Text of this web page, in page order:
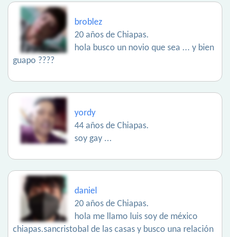
broblez
20 años de Chiapas.
hola busco un novio que sea ... y bien
guapo ????
yordy
44 años de Chiapas.
soy gay ...
daniel
20 años de Chiapas.
hola me llamo luis soy de méxico
chiapas.sancristobal de las casas y busco una relación